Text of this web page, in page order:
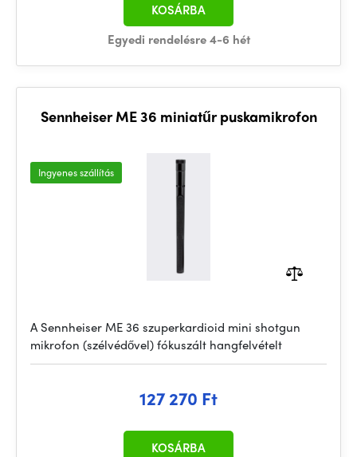
Egyedi rendelésre 4-6 hét
KOSÁRBA
Sennheiser ME 36 miniatűr puskamikrofon
Ingyenes szállítás
A Sennheiser ME 36 szuperkardioid mini shotgun
mikrofon (szélvédővel) fókuszált hangfelvételt
127 270 Ft
KOSÁRBA